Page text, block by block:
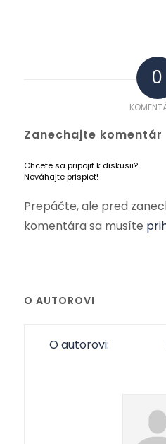
0
Zanechajte komentár
Chcete sa pripojiť k diskusii?
Neváhajte prispieť!
Prepáčte, ale pred
komentára sa musíte
O AUTOROVI
O autorovi: